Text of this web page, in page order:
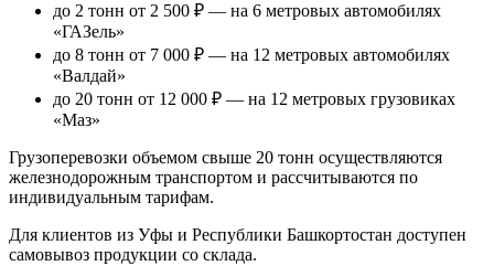
до 2 тонн от 2 500 ₽ — на 6 метровых автомобилях
«ГАЗель»
до 8 тонн от 7 000 ₽ — на 12 метровых автомобилях
«Валдай»
до 20 тонн от 12 000 ₽ — на 12 метровых грузовиках
«Маз»
Грузоперевозки объемом свыше 20 тонн осуществляются
железнодорожным транспортом и рассчитываются по
индивидуальным тарифам.
Для клиентов из Уфы и Республики Башкортостан доступен
самовывоз продукции со склада.